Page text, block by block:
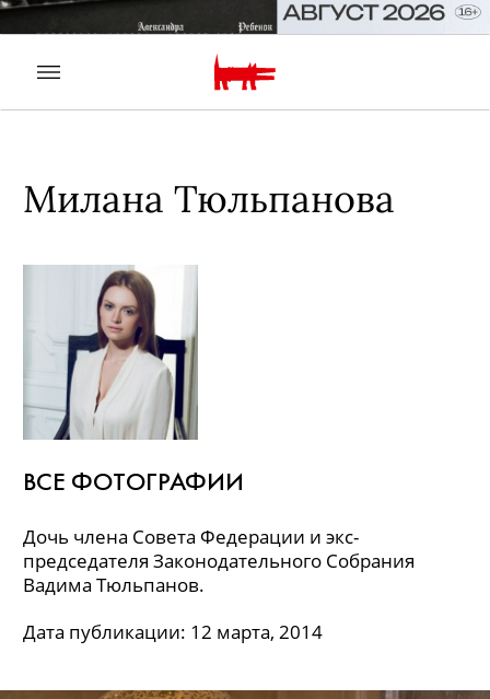
Милана Тюльпанова
ВСЕ ФОТОГРАФИИ
Дочь члена Совета Федерации и экс-
председателя Законодательного Собрания
Вадима Тюльпанов.
Дата публикации: 12 марта, 2014